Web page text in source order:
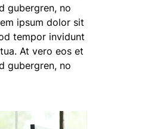
gubergren, no
ipsum dolor sit
tempor invidunt
At vero eos et
gubergren, no